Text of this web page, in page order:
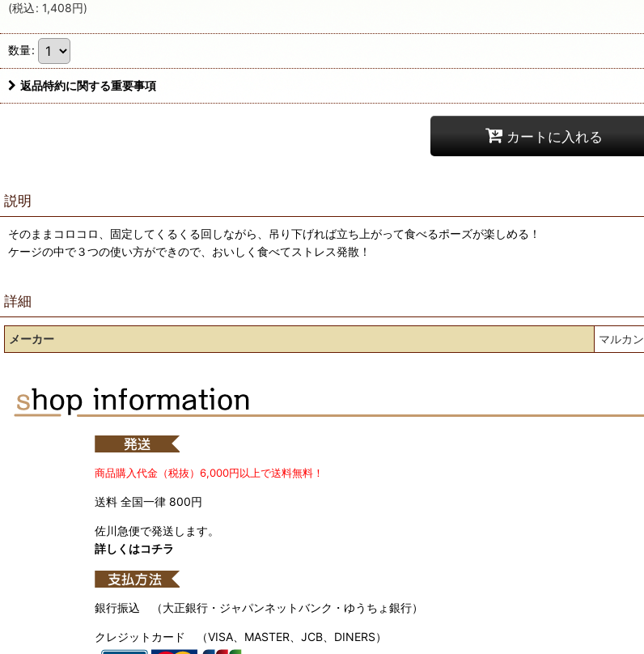
(税込: 1,408円)
数量:
返品特約に関する重要事項
カートに入れる
説明
そのままコロコロ、固定してくるくる回しながら、吊り下げれば立ち上がって食べるポーズが楽しめる！
ケージの中で３つの使い方ができので、おいしく食べてストレス発散！
詳細
メーカー マルカン
商品購入代金（税抜）6,000円以上で送料無料！
送料 全国一律 800円
佐川急便で発送します。
詳しくはコチラ
銀行振込 （大正銀行・ジャパンネットバンク・ゆうちょ銀行）
クレジットカード （VISA、MASTER、JCB、DINERS）